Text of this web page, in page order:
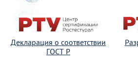
Декларация о соответствии
ГОСТ Р